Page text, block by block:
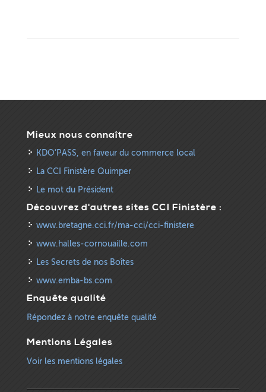
Mieux nous connaître
KDO’PASS, en faveur du commerce local
La CCI Finistère Quimper
Le mot du Président
Découvrez d'autres sites CCI Finistère :
www.bretagne.cci.fr/ma-cci/cci-finistere
www.halles-cornouaille.com
Les Secrets de nos Boîtes
www.emba-bs.com
Enquête qualité
Répondez à notre enquête qualité
Mentions Légales
Voir les mentions légales